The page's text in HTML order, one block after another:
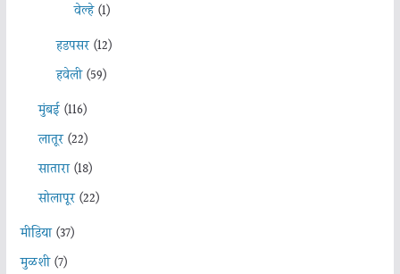
वेल्हे(1)
हडपसर(12)
हवेली(59)
मुंबई(116)
लातूर(22)
सातारा(18)
सोलापूर(22)
मीडिया(37)
मुळशी(7)